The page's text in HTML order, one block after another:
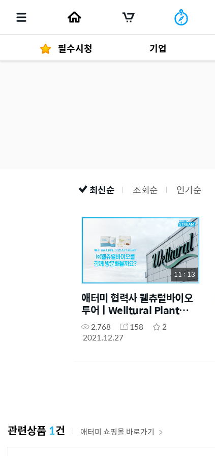
필수시청 기업
최신순 조회순 인기순
11 : 13
애터미 협력사 웰츄럴바이오
투어ㅣWelltural Plant
Tour
2,768 158
2
2021.12.27
관련상품1건 애터미 쇼핑몰 바로가기